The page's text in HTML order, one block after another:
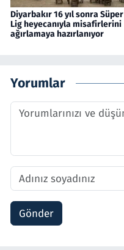
Diyarbakır 16 yıl sonra Süper
Lig heyecanıyla misafirlerini
ağırlamaya hazırlanıyor
Yorumlar
Gönder